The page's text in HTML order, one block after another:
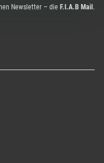
Newsletter – die F.I.A.B Mail.